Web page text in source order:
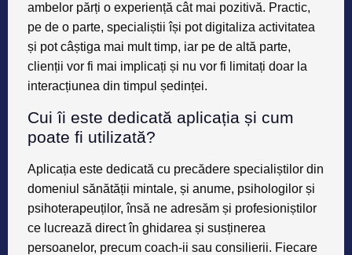
ambelor părți o experiență cât mai pozitivă. Practic,
pe de o parte, specialiștii își pot digitaliza activitatea
și pot câștiga mai mult timp, iar pe de altă parte,
clienții vor fi mai implicați și nu vor fi limitați doar la
interacțiunea din timpul ședinței.
Cui îi este dedicată aplicația și cum
poate fi utilizată?
Aplicația este dedicată cu precădere specialiștilor din
domeniul sănătății mintale, și anume, psihologilor și
psihoterapeuților, însă ne adresăm și profesioniștilor
ce lucrează direct în ghidarea și susținerea
persoanelor, precum coach-ii sau consilierii. Fiecare